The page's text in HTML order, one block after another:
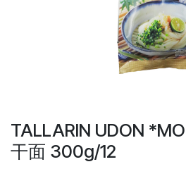
TALLARIN UDON
干面 300g/12